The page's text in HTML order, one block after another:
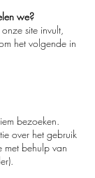
we?
site invult,
het volgende in
bezoeken.
over het gebruik
behulp van